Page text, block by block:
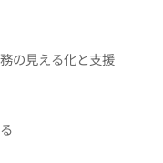
の見える化と支援